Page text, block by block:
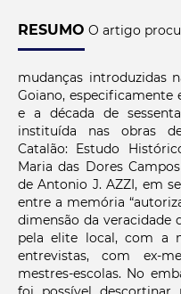
RESUMO O artigo
mudanças introduzidas
Goiano, especificamente
e a década de
instituída nas obras
Catalão: Estudo
Maria das Dores
de Antonio J. AZZI, em
entre a memória
dimensão da veracidade
pela elite local, com a
entrevistas, com ex-
mestres-escolas. No